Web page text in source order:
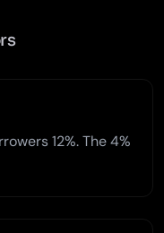
12%. The 4%